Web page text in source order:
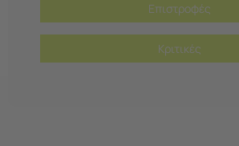
Επιστροφές
Κριτικές